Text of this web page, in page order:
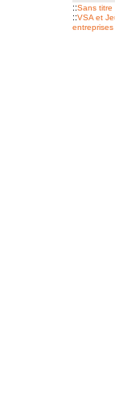
::Sans titre
::VSA et